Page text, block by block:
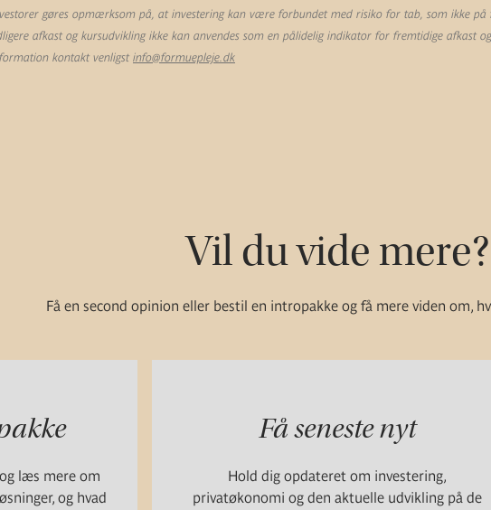
gøres opmærksom på, at investering kan være forbundet med risiko for tab, som ikke på
afkast og kursudvikling ikke kan anvendes som en pålidelig indikator for fremtidige afkast
kontakt venligst info@formuepleje.dk
Vil du vide mere?
Få en second opinion eller bestil en intropakke og få mere viden om,
læs mere om
og hvad
Få seneste nyt
Hold dig opdateret om investering,
privatøkonomi og den aktuelle udvikling på de